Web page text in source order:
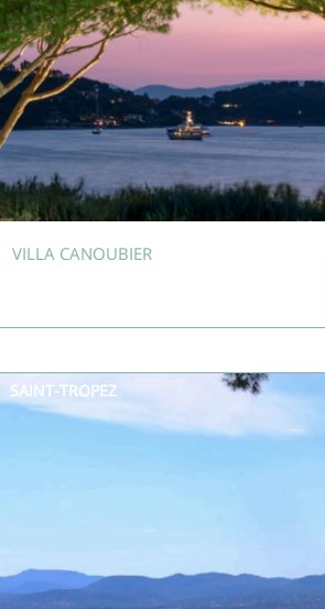
VILLA CANOUBIER
SAINT-TROPEZ